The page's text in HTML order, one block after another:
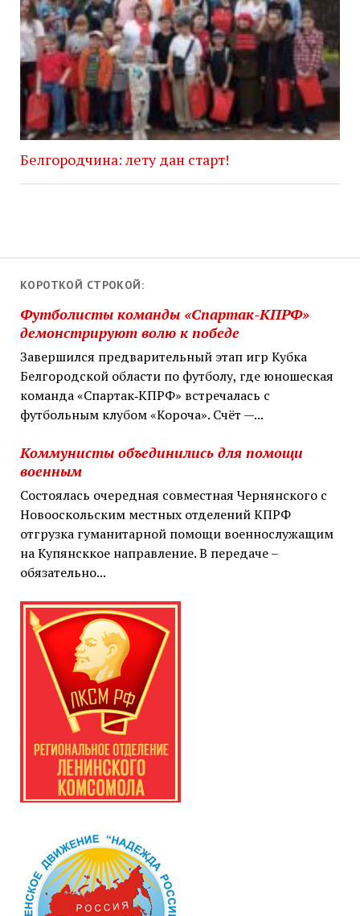
КОРОТКОЙ СТРОКОЙ:
Футболисты команды «Спартак-КПРФ»
демонстрируют волю к победе
Завершился предварительный этап игр Кубка
Белгородской области по футболу, где юношеская
команда «Спартак‑КПРФ» встречалась с
футбольным клубом «Короча». Счёт —...
Коммунисты объединились для помощи
военным
Состоялась очередная совместная Чернянского с
Новооскольским местных отделений КПРФ
отгрузка гуманитарной помощи военнослужащим
на Купянсккое направление. В передаче –
обязательно...
Белгородчина: лету дан старт!